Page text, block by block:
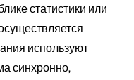
статистики или
используют
синхронно,